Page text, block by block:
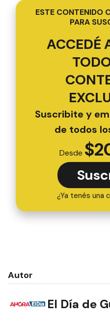
ESTE CONTENIDO
PARA
ACCEDÉ
Suscribite y
de todos
Desde $
¿Ya tenés una
Autor
El Día de